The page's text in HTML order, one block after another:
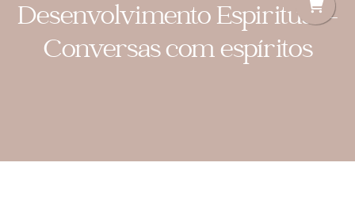
Desenvolvimento Espiritual –
Conversas com espíritos